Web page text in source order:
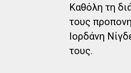
Καθόλη τη
τους
Ιορδάνη
τους.